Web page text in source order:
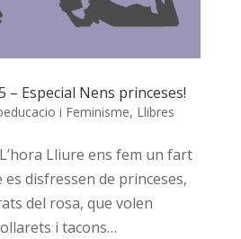
– Especial Nens princeses!
i Feminisme, Llibres
Lliure ens fem un fart
disfressen de princeses,
del rosa, que volen
i tacons…